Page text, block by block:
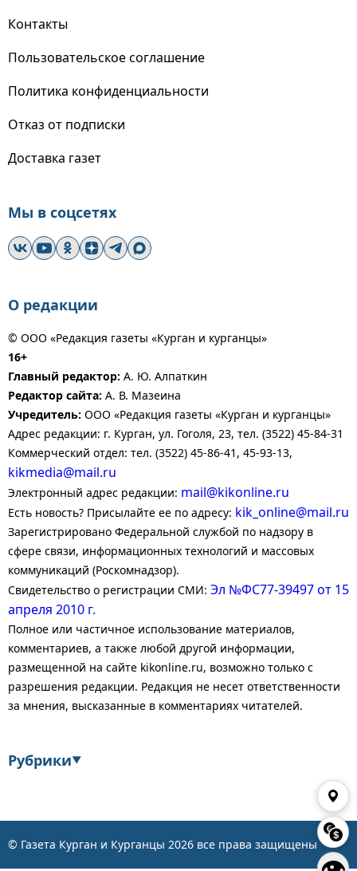
Контакты
Пользовательское соглашение
Политика конфиденциальности
Отказ от подписки
Доставка газет
Мы в соцсетях
О редакции
© ООО «Редакция газеты «Курган и курганцы»
16+
Главный редактор: А. Ю. Алпаткин
Редактор сайта: А. В. Мазеина
Учредитель: ООО «Редакция газеты «Курган и курганцы»
Адрес редакции: г. Курган, ул. Гоголя, 23, тел. (3522) 45-84-31
Коммерческий отдел: тел. (3522) 45-86-41, 45-93-13,
kikmedia@mail.ru
Электронный адрес редакции: mail@kikonline.ru
Есть новость? Присылайте ее по адресу: kik_online@mail.ru
Зарегистрировано Федеральной службой по надзору в
сфере связи, информационных технологий и массовых
коммуникаций (Роскомнадзор).
Свидетельство о регистрации СМИ: Эл №ФС77-39497 от 15
апреля 2010 г.
Полное или частичное использование материалов,
комментариев, а также любой другой информации,
размещенной на сайте kikonline.ru, возможно только с
разрешения редакции. Редакция не несет ответственности
за мнения, высказанные в комментариях читателей.
Рубрики▼
© Газета Курган и Курганцы 2026 все права защищены